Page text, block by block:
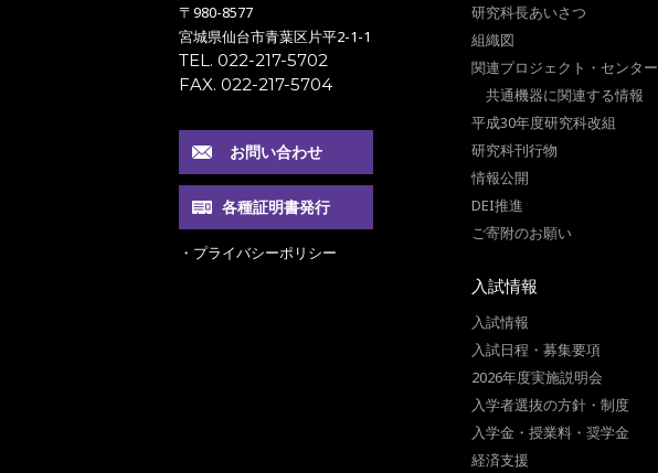
〒980-8577
宮城県仙台市青葉区片平2-1-1
TEL. 022-217-5702
FAX. 022-217-5704
お問い合わせ
各種証明書発行
・プライバシーポリシー
研究科長あいさつ
組織図
関連プロジェクト・センター
共通機器に関連する情報
平成30年度研究科改組
研究科刊行物
情報公開
DEI推進
ご寄附のお願い
入試情報
入試情報
入試日程・募集要項
2026年度実施説明会
入学者選抜の方針・制度
入学金・授業料・奨学金
経済支援